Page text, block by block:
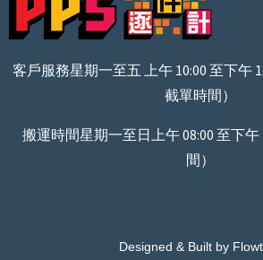
客戶服務星期一至五 上午 10:00 至下午
截單時間）
搬運時間星期一至日上午 08:00 至下
間）
Designed & Built by